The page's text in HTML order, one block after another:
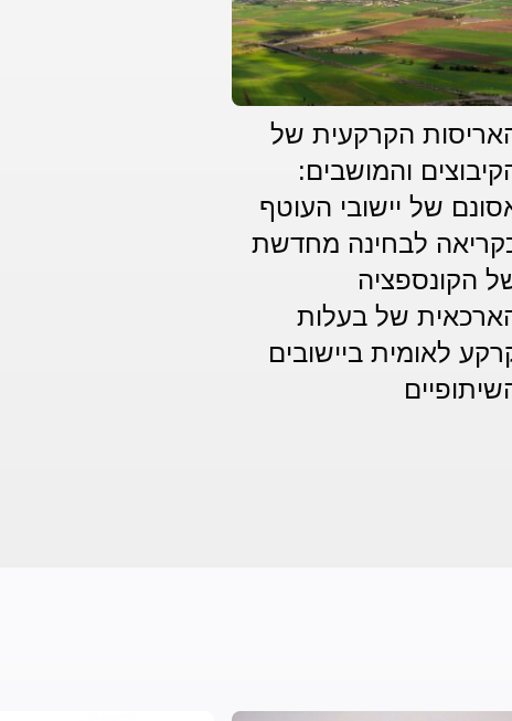
הקרקעית של
והמושבים:
של יישובי העוטף
לבחינה מחדשת
הקונספציה
של בעלות
לאומית ביישובים